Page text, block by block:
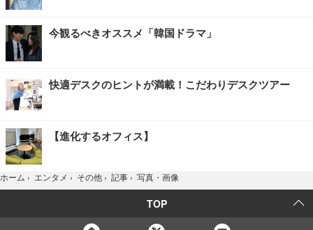
今観るべきオススメ「韓国ドラマ」
快適デスクのヒントが満載！こだわりデスクツアー
【進化するオフィス】
ホーム › エンタメ › その他 › 記事 › 写真・画像
TOP